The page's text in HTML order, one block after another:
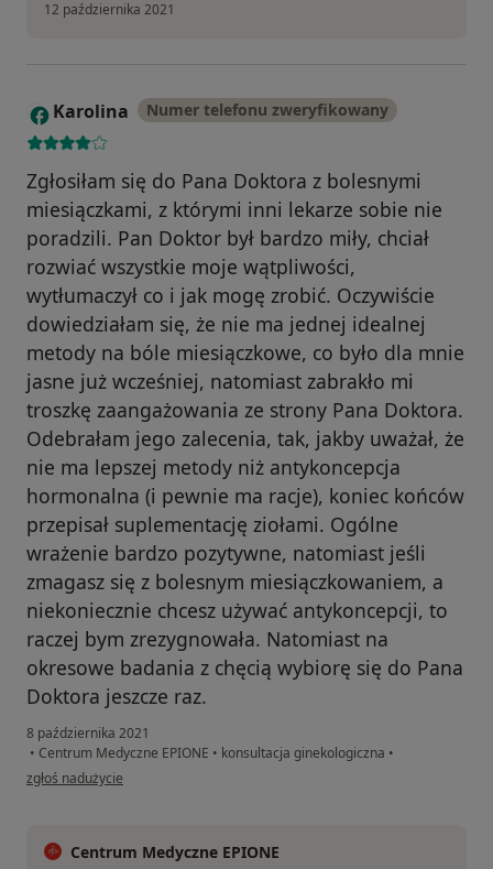
12 października 2021
K Karolina Numer telefonu zweryfikowany
Zgłosiłam się do Pana Doktora z bolesnymi
miesiączkami, z którymi inni lekarze sobie nie
poradzili. Pan Doktor był bardzo miły, chciał
rozwiać wszystkie moje wątpliwości,
wytłumaczył co i jak mogę zrobić. Oczywiście
dowiedziałam się, że nie ma jednej idealnej
metody na bóle miesiączkowe, co było dla mnie
jasne już wcześniej, natomiast zabrakło mi
troszkę zaangażowania ze strony Pana Doktora.
Odebrałam jego zalecenia, tak, jakby uważał, że
nie ma lepszej metody niż antykoncepcja
hormonalna (i pewnie ma racje), koniec końców
przepisał suplementację ziołami. Ogólne
wrażenie bardzo pozytywne, natomiast jeśli
zmagasz się z bolesnym miesiączkowaniem, a
niekoniecznie chcesz używać antykoncepcji, to
raczej bym zrezygnowała. Natomiast na
okresowe badania z chęcią wybiorę się do Pana
Doktora jeszcze raz.
8 października 2021
• Centrum Medyczne EPIONE • konsultacja ginekologiczna •
w opinii użytkownika Karolina
zgłoś nadużycie
Centrum Medyczne EPIONE